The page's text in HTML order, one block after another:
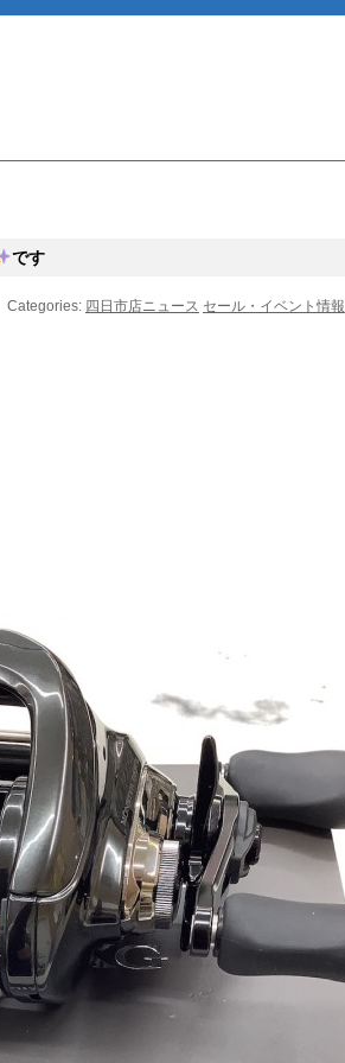
です
Categories: 四日市店ニュース セール・イベント情報